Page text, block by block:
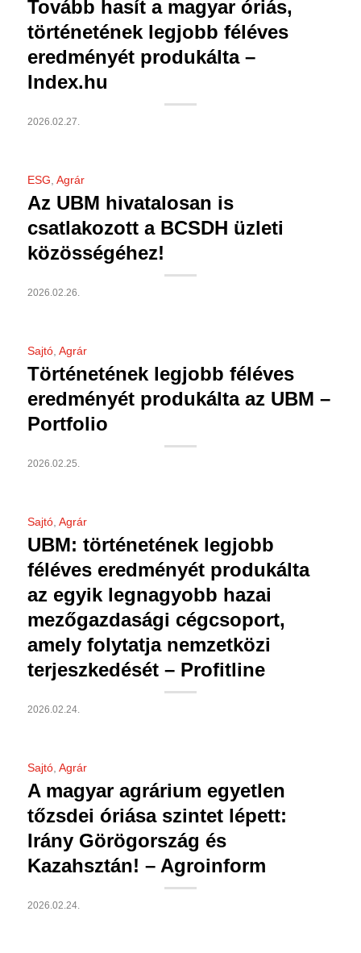
Tovább hasít a magyar óriás,
történetének legjobb féléves
eredményét produkálta –
Index.hu
2026.02.27.
ESG Agrár
Az UBM hivatalosan is
csatlakozott a BCSDH üzleti
közösségéhez!
2026.02.26.
Sajtó, Agrár
Történetének legjobb féléves
eredményét produkálta az UBM –
Portfolio
2026.02.25.
Sajtó, Agrár
UBM: történetének legjobb
féléves eredményét produkálta
az egyik legnagyobb hazai
mezőgazdasági cégcsoport,
amely folytatja nemzetközi
terjeszkedését – Profitline
2026.02.24.
Sajtó, Agrár
A magyar agrárium egyetlen
tőzsdei óriása szintet lépett:
Irány Görögország és
Kazahsztán! – Agroinform
2026.02.24.